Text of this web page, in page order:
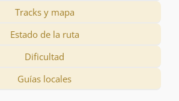
Tracks y mapa
Estado de la ruta
Dificultad
Guías locales